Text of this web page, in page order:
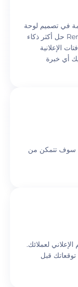
في تصميم لوحة
إعلانية من الصفر بينما يوفر لك Renderforest حل أكثر ذكاء
الإعلانية
أي خبرة
سوف تتمكن من
لعملائك.
قبل